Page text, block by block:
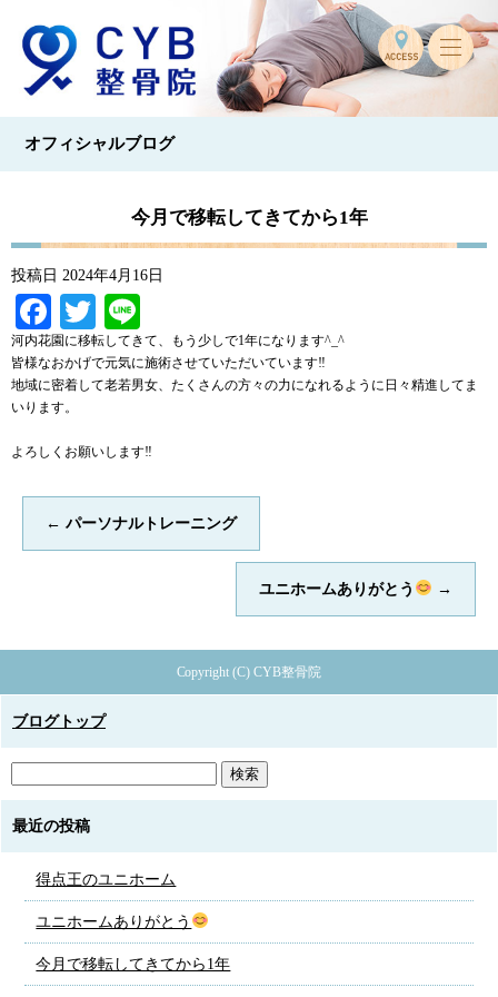
オフィシャルブログ
今月で移転してきてから1年
投稿日 2024年4月16日
Facebook
Twitter
河内花園に移転してきて、もう少しで1年になります^_^
皆様なおかげで元気に施術させていただいています‼︎
地域に密着して老若男女、たくさんの方々の力になれるように日々精進してま
いります。
よろしくお願いします‼︎
← パーソナルトレーニング
ユニホームありがとう →
Copyright (C) CYB整骨院
ブログトップ
最近の投稿
得点王のユニホーム
ユニホームありがとう
今月で移転してきてから1年